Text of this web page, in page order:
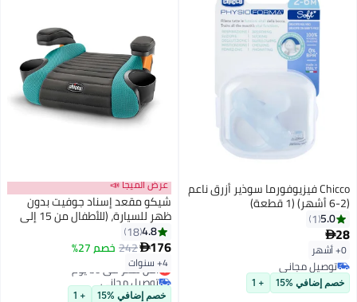
Chicco فيزيوفورما سوذير أزرق ناعم
(2-6 أشهر) (1 قطعة)
5.0
1
28
0+ أشهر
توصيل مجاني
توصيل مجاني
خصم إضافي %15 + 1
عرض الميجا 📣
شيكو مقعد إسناد جوفيت بدون
ظهر للسيارة، (للأطفال من 15 إلى
36 كجم)، من 18 وحتى 24 شهر،
بلون راين دروب
4.8
18
176
242 خصم 27%
4+ سنوات أقل سعر في 30 يوم
توصيل مجاني
أقل سعر في 30 يوم
خصم إضافي %15 + 1